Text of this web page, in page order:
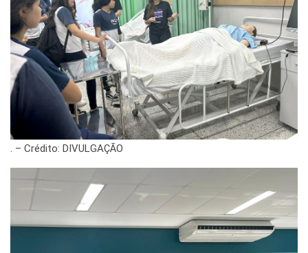
. – Crédito: DIVULGAÇÃO